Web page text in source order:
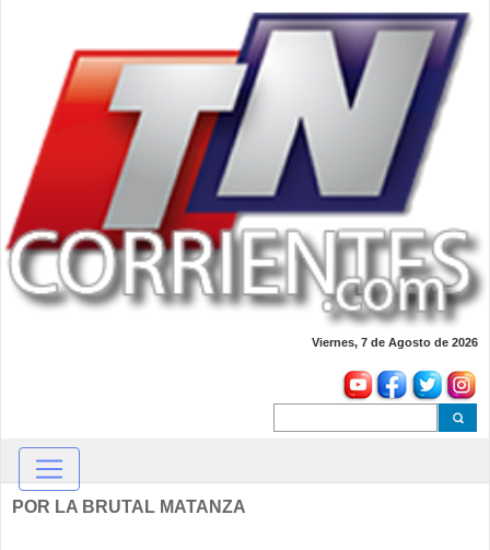
Viernes, 7 de Agosto de 2026
POR LA BRUTAL MATANZA